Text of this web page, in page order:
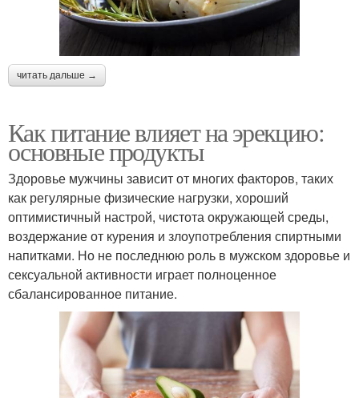
читать дальше →
Как питание влияет на эрекцию:
основные продукты
Здоровье мужчины зависит от многих факторов, таких
как регулярные физические нагрузки, хороший
оптимистичный настрой, чистота окружающей среды,
воздержание от курения и злоупотребления спиртными
напитками. Но не последнюю роль в мужском здоровье и
сексуальной активности играет полноценное
сбалансированное питание.